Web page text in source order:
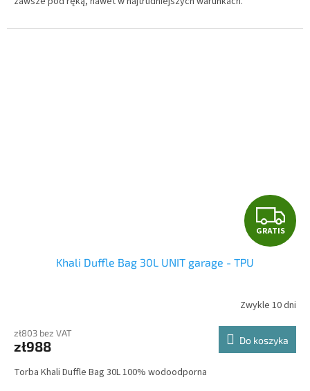
G
R
T
I
S
GRATIS
Khali Duffle Bag 30L UNIT garage - TPU
Zwykle 10 dni
zł803 bez VAT
zł988 Do koszyka
Torba Khali Duffle Bag 30L 100% wodoodporna